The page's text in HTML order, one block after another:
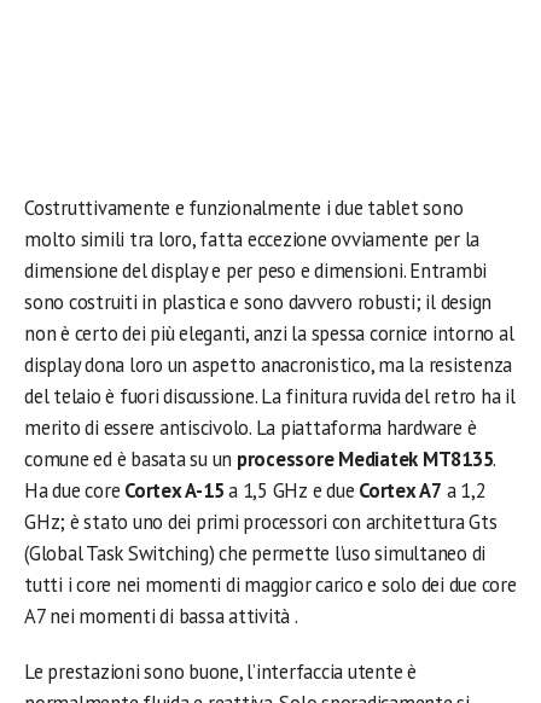
Costruttivamente e funzionalmente i due tablet sono
molto simili tra loro, fatta eccezione ovviamente per la
dimensione del display e per peso e dimensioni. Entrambi
sono costruiti in plastica e sono davvero robusti; il design
non è certo dei più eleganti, anzi la spessa cornice intorno al
display dona loro un aspetto anacronistico, ma la resistenza
del telaio è fuori discussione. La finitura ruvida del retro ha il
merito di essere antiscivolo. La piattaforma hardware è
comune ed è basata su un processore Mediatek MT8135.
Ha due core Cortex A-15a 1,5 GHz e due Cortex A7 a 1,2
GHz; è stato uno dei primi processori con architettura Gts
(Global Task Switching) che permette l’uso simultaneo di
tutti i core nei momenti di maggior carico e solo dei due core
A7 nei momenti di bassa attività .
Le prestazioni sono buone, l’interfaccia utente è